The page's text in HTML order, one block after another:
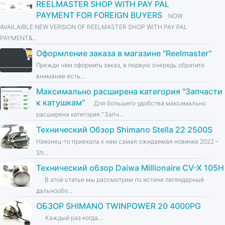
REELMASTER SHOP WITH PAY PAL
PAYMENT FOR FOREIGN BUYERS
NOW
AVAILAIBLE NEW VERSION OF REELMASTER SHOP WITH PAY PAL
PAYMENT&...
Оформление заказа в магазине ''Reelmaster''
Прежде чем оформить заказ, в первую очередь обратите
внимание есть...
Максимально расширена категория ''Запчасти
к катушкам''
Для большего удобства максимально
расширена категория ''Запч...
Технический Обзор Shimano Stella 22 2500S
Наконец-то приехала к нам самая ожидаемая новинка 2022 –
Sh...
Технический обзор Daiwa Millionaire CV-X 105H
В этой статье мы рассмотрим по истине легендарный
дальнообо...
ОБЗОР SHIMANO TWINPOWER 20 4000PG
Каждый раз когда...